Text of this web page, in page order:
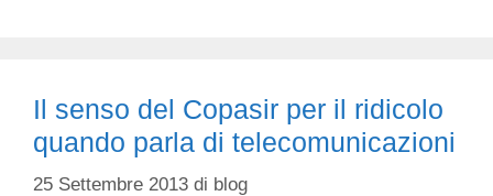
Il senso del Copasir per il ridicolo
quando parla di telecomunicazioni
25 Settembre 2013 di blog